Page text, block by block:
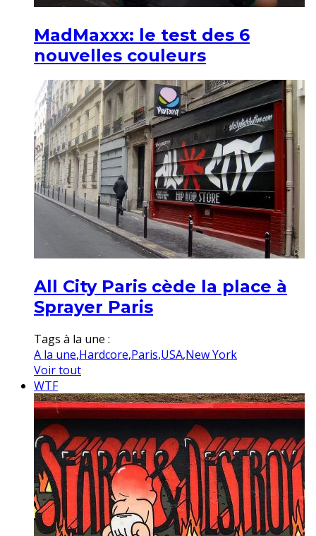
MadMaxxx: le test des 6
nouvelles couleurs
All City Paris cède la place à
Sprayer Paris
Tags à la une :
A la une,Hardcore,Paris,USA,New York
Voir tout
WTF